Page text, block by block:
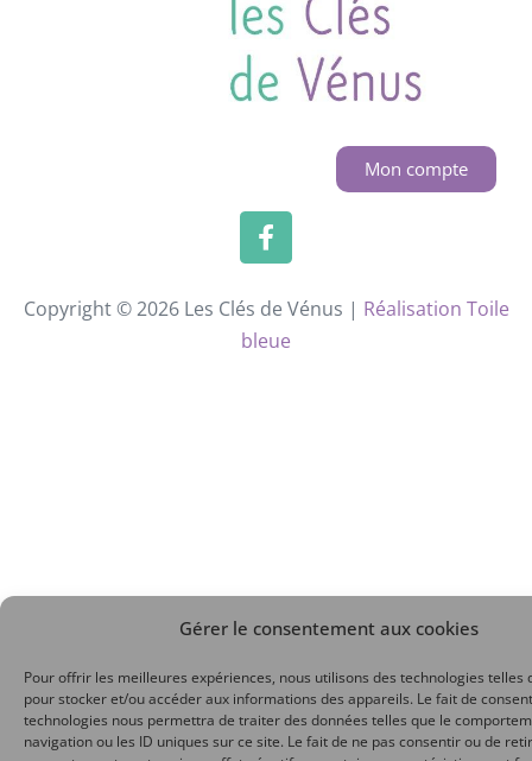
Gérer le consentement aux cookies
Pour offrir les meilleures expériences, nous utilisons des technologies telles
pour stocker et/ou accéder aux informations des appareils. Le fait de
technologies nous permettra de traiter des données telles que le
navigation ou les ID uniques sur ce site. Le fait de ne pas consentir ou de
Mon compte
Copyright © 2026 Les Clés de Vénus | Réalisation Toile
bleue